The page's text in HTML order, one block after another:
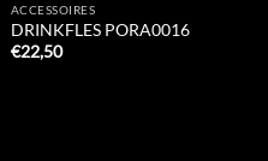
ACCESSOIRES
DRINKFLES PORA0016
€22,50